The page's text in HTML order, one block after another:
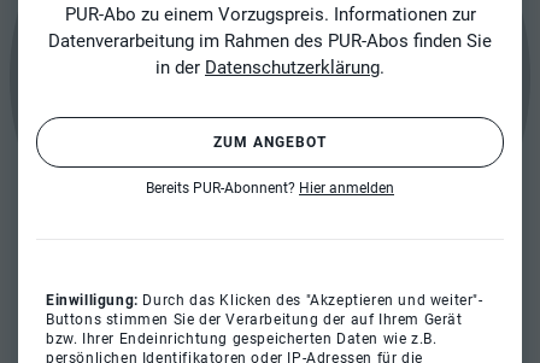
PUR-Abo zu einem Vorzugspreis. Informationen zur
Datenverarbeitung im Rahmen des PUR-Abos finden Sie
in der Datenschutzerklärung.
ZUM ANGEBOT
Bereits PUR-Abonnent? Hier anmelden
Einwilligung: Durch das Klicken des "Akzeptieren und weiter"-
Buttons stimmen Sie der Verarbeitung der auf Ihrem Gerät
bzw. Ihrer Endeinrichtung gespeicherten Daten wie z.B.
persönlichen Identifikatoren oder IP-Adressen für die